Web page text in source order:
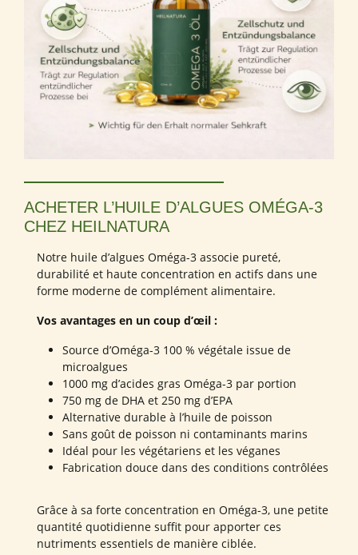
ACHETER L’HUILE D’ALGUES OMÉGA-3
CHEZ HEILNATURA
Notre huile d’algues Oméga-3 associe pureté,
durabilité et haute concentration en actifs dans une
forme moderne de complément alimentaire.
Vos avantages en un coup d’œil :
Source d’Oméga-3 100 % végétale issue de
microalgues
1000 mg d’acides gras Oméga-3 par portion
750 mg de DHA et 250 mg d’EPA
Alternative durable à l’huile de poisson
Sans goût de poisson ni contaminants marins
Idéal pour les végétariens et les véganes
Fabrication douce dans des conditions contrôlées
Grâce à sa forte concentration en Oméga-3, une petite
quantité quotidienne suffit pour apporter ces
nutriments essentiels de manière ciblée.